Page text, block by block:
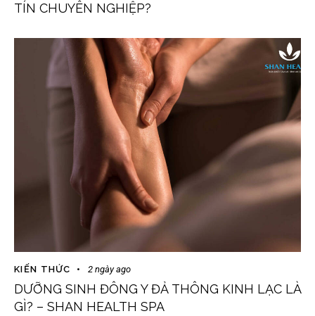
TÍN CHUYÊN NGHIỆP?
KIẾN THỨC 2 ngày ago
DƯỠNG SINH ĐÔNG Y ĐẢ THÔNG KINH LẠC LÀ
GÌ? – SHAN HEALTH SPA